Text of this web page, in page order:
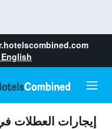
إيجارات العطلات